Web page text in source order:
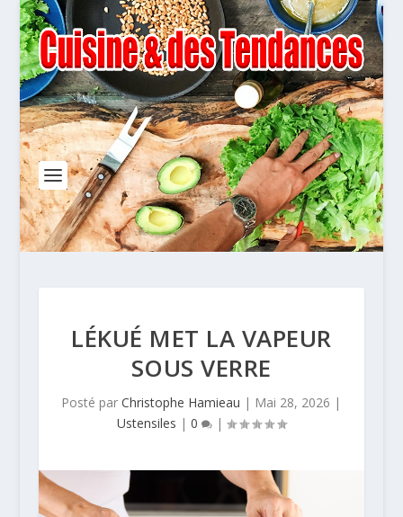
LÉKUÉ MET LA VAPEUR
SOUS VERRE
Posté parChristophe Hamieau | Mai 28, 2026 |
Ustensiles | 0 |